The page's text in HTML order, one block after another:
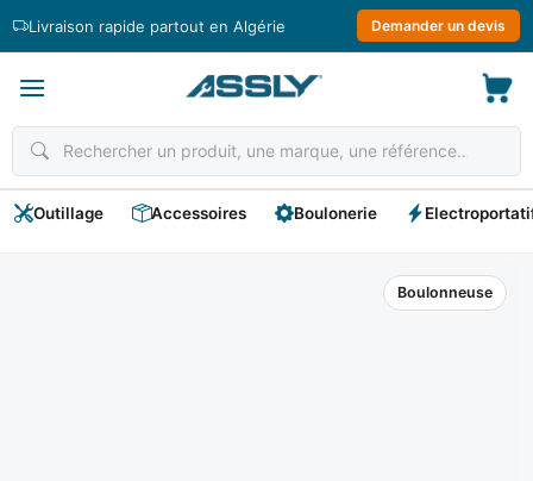
Livraison rapide partout en Algérie Demander un devis
Outillage Accessoires Boulonerie
Boulonneuse